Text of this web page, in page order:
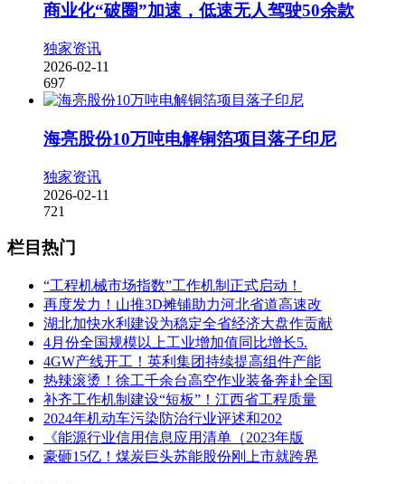
商业化“破圈”加速，低速无人驾驶50余款
独家资讯
2026-02-11
697
海亮股份10万吨电解铜箔项目落子印尼
独家资讯
2026-02-11
721
栏目热门
“工程机械市场指数”工作机制正式启动！
再度发力！山推3D摊铺助力河北省道高速改
湖北加快水利建设为稳定全省经济大盘作贡献
4月份全国规模以上工业增加值同比增长5.
4GW产线开工！英利集团持续提高组件产能
热辣滚烫！徐工千余台高空作业装备奔赴全国
补齐工作机制建设“短板”！江西省工程质量
2024年机动车污染防治行业评述和202
《能源行业信用信息应用清单（2023年版
豪砸15亿！煤炭巨头苏能股份刚上市就跨界